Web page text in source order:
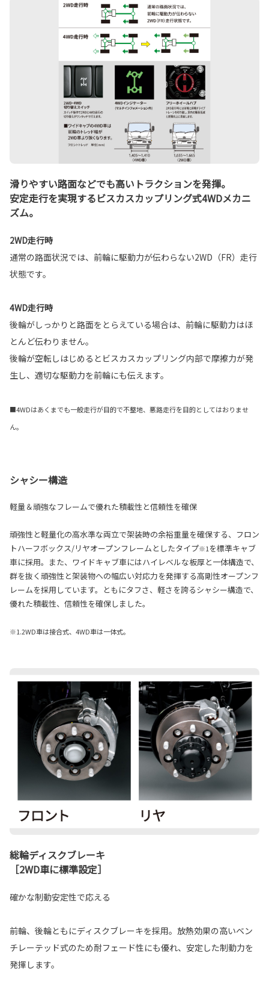
滑りやすい路面などでも高いトラクションを発揮。
安定走行を実現するビスカスカップリング式4WDメカニ
ズム。
2WD走行時
通常の路面状況では、前輪に駆動力が伝わらない2WD（FR）走行
状態です。
4WD走行時
後輪がしっかりと路面をとらえている場合は、前輪に駆動力はほ
とんど伝わりません。
後輪が空転しはじめるとビスカスカップリング内部で摩擦力が発
生し、適切な駆動力を前輪にも伝えます。
■4WDはあくまでも一般走行が目的で不整地、悪路走行を目的としてはおりませ
ん。
シャシー構造
軽量＆頑強なフレームで優れた積載性と信頼性を確保
頑強性と軽量化の高水準な両立で架装時の余裕重量を確保する、フロン
トハーフボックス/リヤオープンフレームとしたタイプ※1 を標準キャブ
車に採用。また、ワイドキャブ車にはハイレベルな板厚と一体構造で、
群を抜く頑強性と架装物への幅広い対応力を発揮する高剛性オープンフ
レームを採用しています。ともにタフさ、軽さを誇るシャシー構造で、
優れた積載性、信頼性を確保しました。
※1.2WD車は接合式、4WD車は一体式。
総輪ディスクブレーキ
［2WD車に標準設定］
確かな制動安定性で応える
前輪、後輪ともにディスクブレーキを採用。放熱効果の高いベン
チレーテッド式のため耐フェード性にも優れ、安定した制動力を
発揮します。